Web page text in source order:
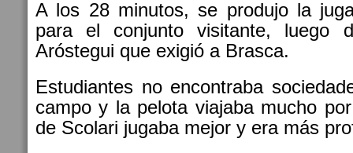
A los 28 minutos, se produjo la
para el conjunto visitante, luego
Aróstegui que exigió a Brasca.
Estudiantes no encontraba
campo y la pelota viajaba mucho
de Scolari jugaba mejor y era más